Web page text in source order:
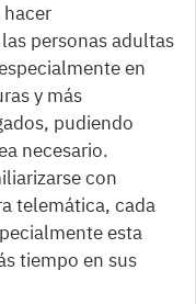
personas adultas
en
y más
pudiendo
necesario.
con
telemática, cada
esta
tiempo en sus